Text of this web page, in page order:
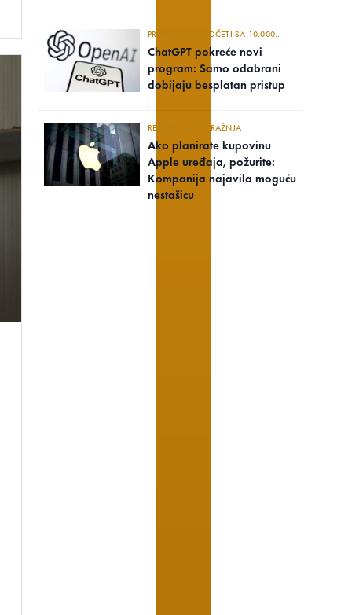
PROGRAM ĆE POČETI SA 10.000..
ChatGPT pokreće novi
program: Samo odabrani
dobijaju besplatan pristup
REKORDNA POTRAŽNJA
Ako planirate kupovinu
Apple uređaja, požurite:
Kompanija najavila moguću
nestašicu